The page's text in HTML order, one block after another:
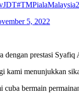
5, 2022
prestasi
kami menunjukkan
bermain